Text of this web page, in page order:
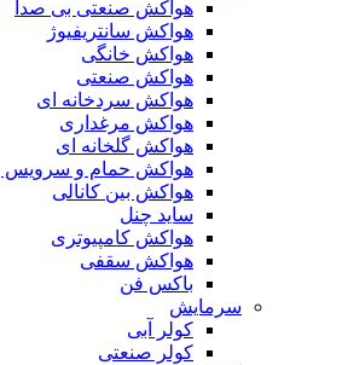
هواکش صنعتی بی صدا
هواکش سانتریفیوژ
هواکش خانگی
هواکش صنعتی
هواکش سردخانه ای
هواکش مرغداری
هواکش گلخانه ای
هواکش حمام و سرویس
هواکش بین کانالی
ساید چنل
هواکش کامپیوتری
هواکش سقفی
باکس فن
سرمایش
کولر آبی
کولر صنعتی